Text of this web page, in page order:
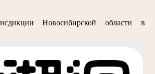
Новосибирской области в